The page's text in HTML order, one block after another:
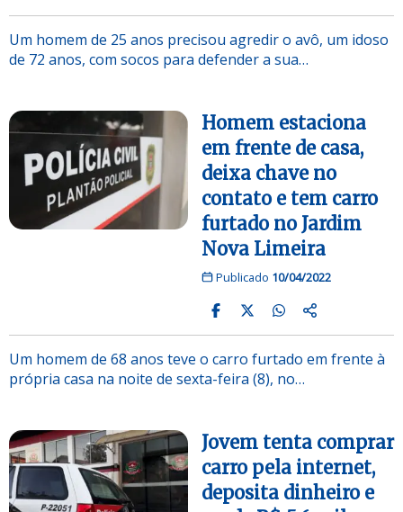
Um homem de 25 anos precisou agredir o avô, um idoso
de 72 anos, com socos para defender a sua…
Homem estaciona
em frente de casa,
deixa chave no
contato e tem carro
furtado no Jardim
Nova Limeira
Publicado 10/04/2022
Um homem de 68 anos teve o carro furtado em frente à
própria casa na noite de sexta-feira (8), no…
Jovem tenta comprar
carro pela internet,
deposita dinheiro e